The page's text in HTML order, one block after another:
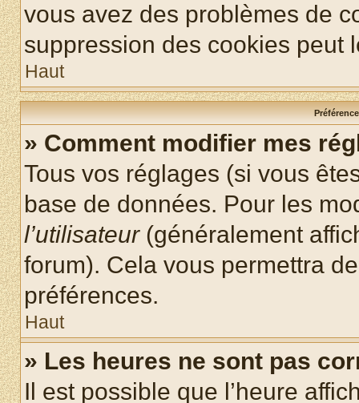
vous avez des problèmes de
suppression des cookies peut
Haut
» Comment modifier mes
Tous vos réglages (si vous
base de données. Pour les
l’utilisateur(généralement
forum). Cela vous permettra
préférences.
Haut
» Les heures ne sont pas
Il est possible que l’heure